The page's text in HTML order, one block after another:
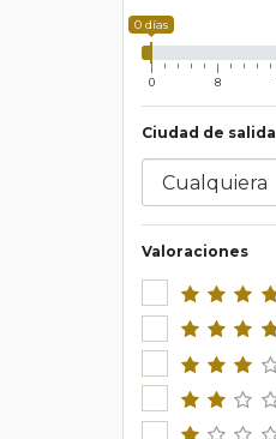
0 días
0 8
Ciudad de salida
Valoraciones